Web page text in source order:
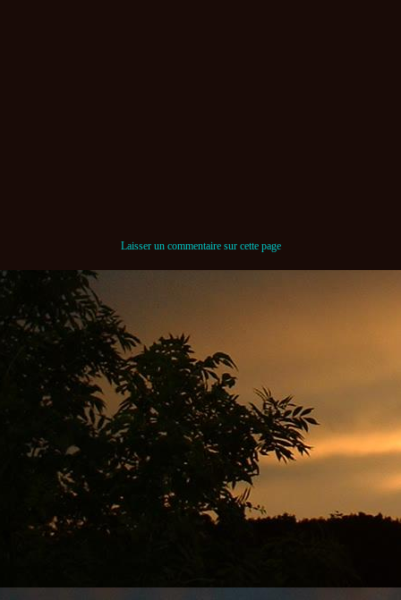
Laisser un commentaire sur cette page